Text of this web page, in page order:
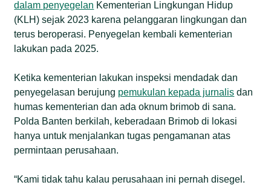
dalam penyegelan Kementerian Lingkungan Hidup
(KLH) sejak 2023 karena pelanggaran lingkungan dan
terus beroperasi. Penyegelan kembali kementerian
lakukan pada 2025.
Ketika kementerian lakukan inspeksi mendadak dan
penyegelasan berujung pemukulan kepada jurnalis dan
humas kementerian dan ada oknum brimob di sana.
Polda Banten berkilah, keberadaan Brimob di lokasi
hanya untuk menjalankan tugas pengamanan atas
permintaan perusahaan.
“Kami tidak tahu kalau perusahaan ini pernah disegel.